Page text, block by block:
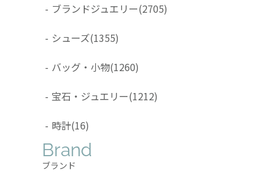
- ブランドジュエリー(2705)
- シューズ(1355)
- バッグ・小物(1260)
- 宝石・ジュエリー(1212)
- 時計(16)
Brand
ブランド